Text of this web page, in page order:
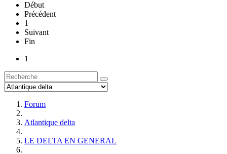
Début
Précédent
1
Suivant
Fin
1
Forum
Atlantique delta
LE DELTA EN GENERAL